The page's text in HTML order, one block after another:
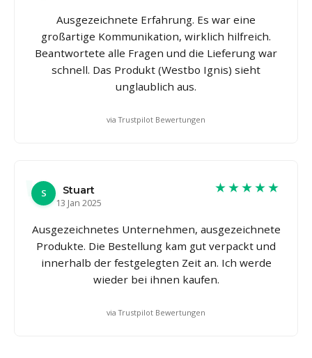
Ausgezeichnete Erfahrung. Es war eine
großartige Kommunikation, wirklich hilfreich.
Beantwortete alle Fragen und die Lieferung war
schnell. Das Produkt (Westbo Ignis) sieht
unglaublich aus.
via Trustpilot Bewertungen
S
Stuart
13 Jan 2025
★★★★★
Ausgezeichnetes Unternehmen, ausgezeichnete
Produkte. Die Bestellung kam gut verpackt und
innerhalb der festgelegten Zeit an. Ich werde
wieder bei ihnen kaufen.
via Trustpilot Bewertungen